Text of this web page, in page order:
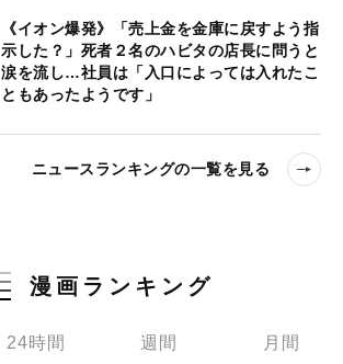
《イオン爆発》「売上金を金庫に戻すよう指
示した？」死者２名のハビタの店長に問うと
涙を流し…社員は「入口によっては入れたこ
ともあったようです」
ニュースランキングの一覧を見る
漫画ランキング
24時間 週間 月間